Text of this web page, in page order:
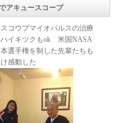
アキュースコープ
コウプマイオパルスの治療
イキツクもok 米国NASA
選手権を制した先輩たちも
感動した